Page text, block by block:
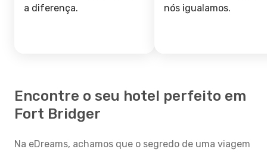
a diferença.
nós igualamos.
Encontre o seu hotel perfeito em
Fort Bridger
Na eDreams, achamos que o segredo de uma viagem